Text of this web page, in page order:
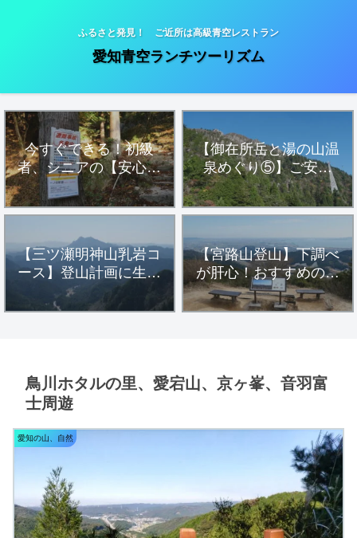
ふるさと発見！ ご近所は高級青空レストラン
愛知青空ランチツーリズム
今すぐできる！初級
者、シニアの【安心・
安全・健康登山】
【御在所岳と湯の山温
泉めぐり⑤】ご安全
に！「一ノ谷新道」フ
ィールドメモ
【三ツ瀬明神山乳岩コ
ース】登山計画に生か
す！参考にすべきハイ
カー達の活動データ
【宮路山登山】下調べ
が肝心！おすすめの駐
車場アプローチルート
とハイキングコースを
鳥川ホタルの里、愛宕山、京ヶ峯、音羽富
士周遊
愛知の山、自然